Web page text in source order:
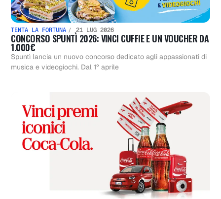
TENTA LA FORTUNA 21 LUG 2026
CONCORSO SPUNTÌ 2026: VINCI CUFFIE E UN VOUCHER DA
1.000€
Spuntì lancia un nuovo concorso dedicato agli appassionati di
musica e videogiochi. Dal 1° aprile